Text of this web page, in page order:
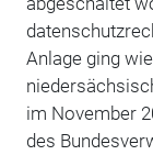
Anlage ging
im November
des